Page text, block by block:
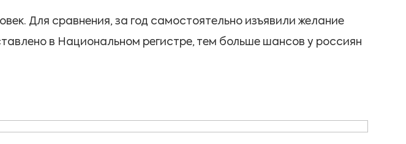
Для сравнения, за год самостоятельно изъявили желание
в Национальном регистре, тем больше шансов у россиян